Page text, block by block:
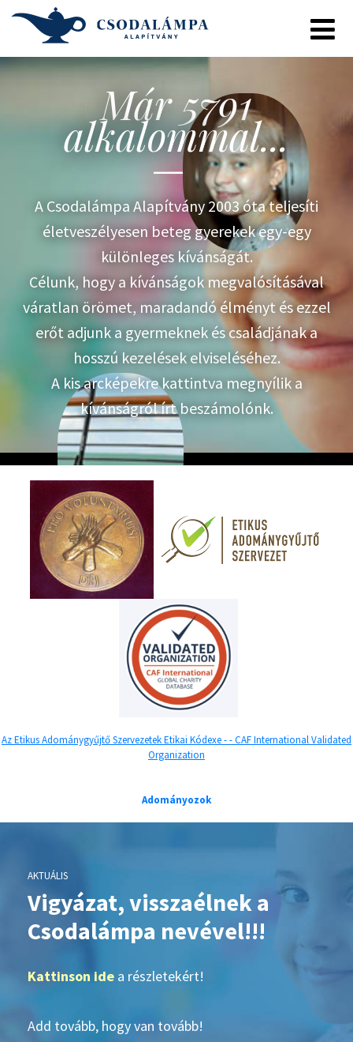
Már 5791
alkalommal...
A Csodalámpa Alapítvány 2003 óta teljesíti
életveszélyesen beteg gyerekek egy-egy
különleges kívánságát.
Célunk, hogy a kívánságok megvalósításával
váratlan örömet, maradandó élményt és ezzel
erőt adjunk a gyermeknek és családjának a
hosszú kezelések elviseléséhez.
A kis arcképekre kattintva megnyílik a
kívánságról írt beszámolónk.
Az Etikus Adománygyűjtő Szervezetek Etikai Kódexe -- CAF International Validated
Organization
Adományozok
AKTUÁLIS
Vigyázat, visszaélnek a
Csodalámpa nevével!!!
Kattinson ide a részletekért!
Add tovább, hogy van tovább!